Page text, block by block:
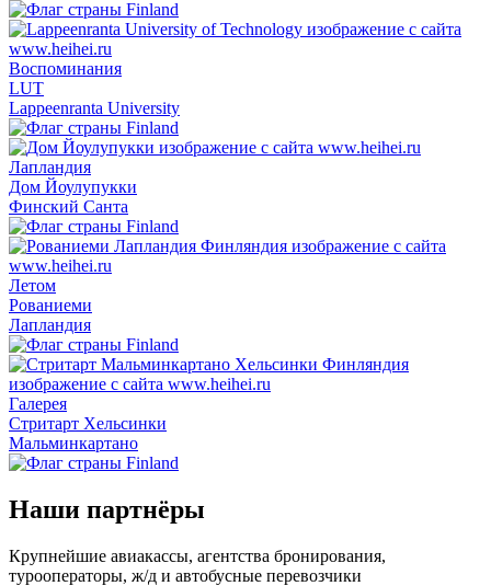
Воспоминания
LUT
Lappeenranta University
Лапландия
Дом Йоулупукки
Финский Санта
Летом
Рованиеми
Лапландия
Галерея
Стритарт Хельсинки
Мальминкартано
Наши партнёры
Крупнейшие авиакассы, агентства бронирования,
турооператоры, ж/д и автобусные перевозчики